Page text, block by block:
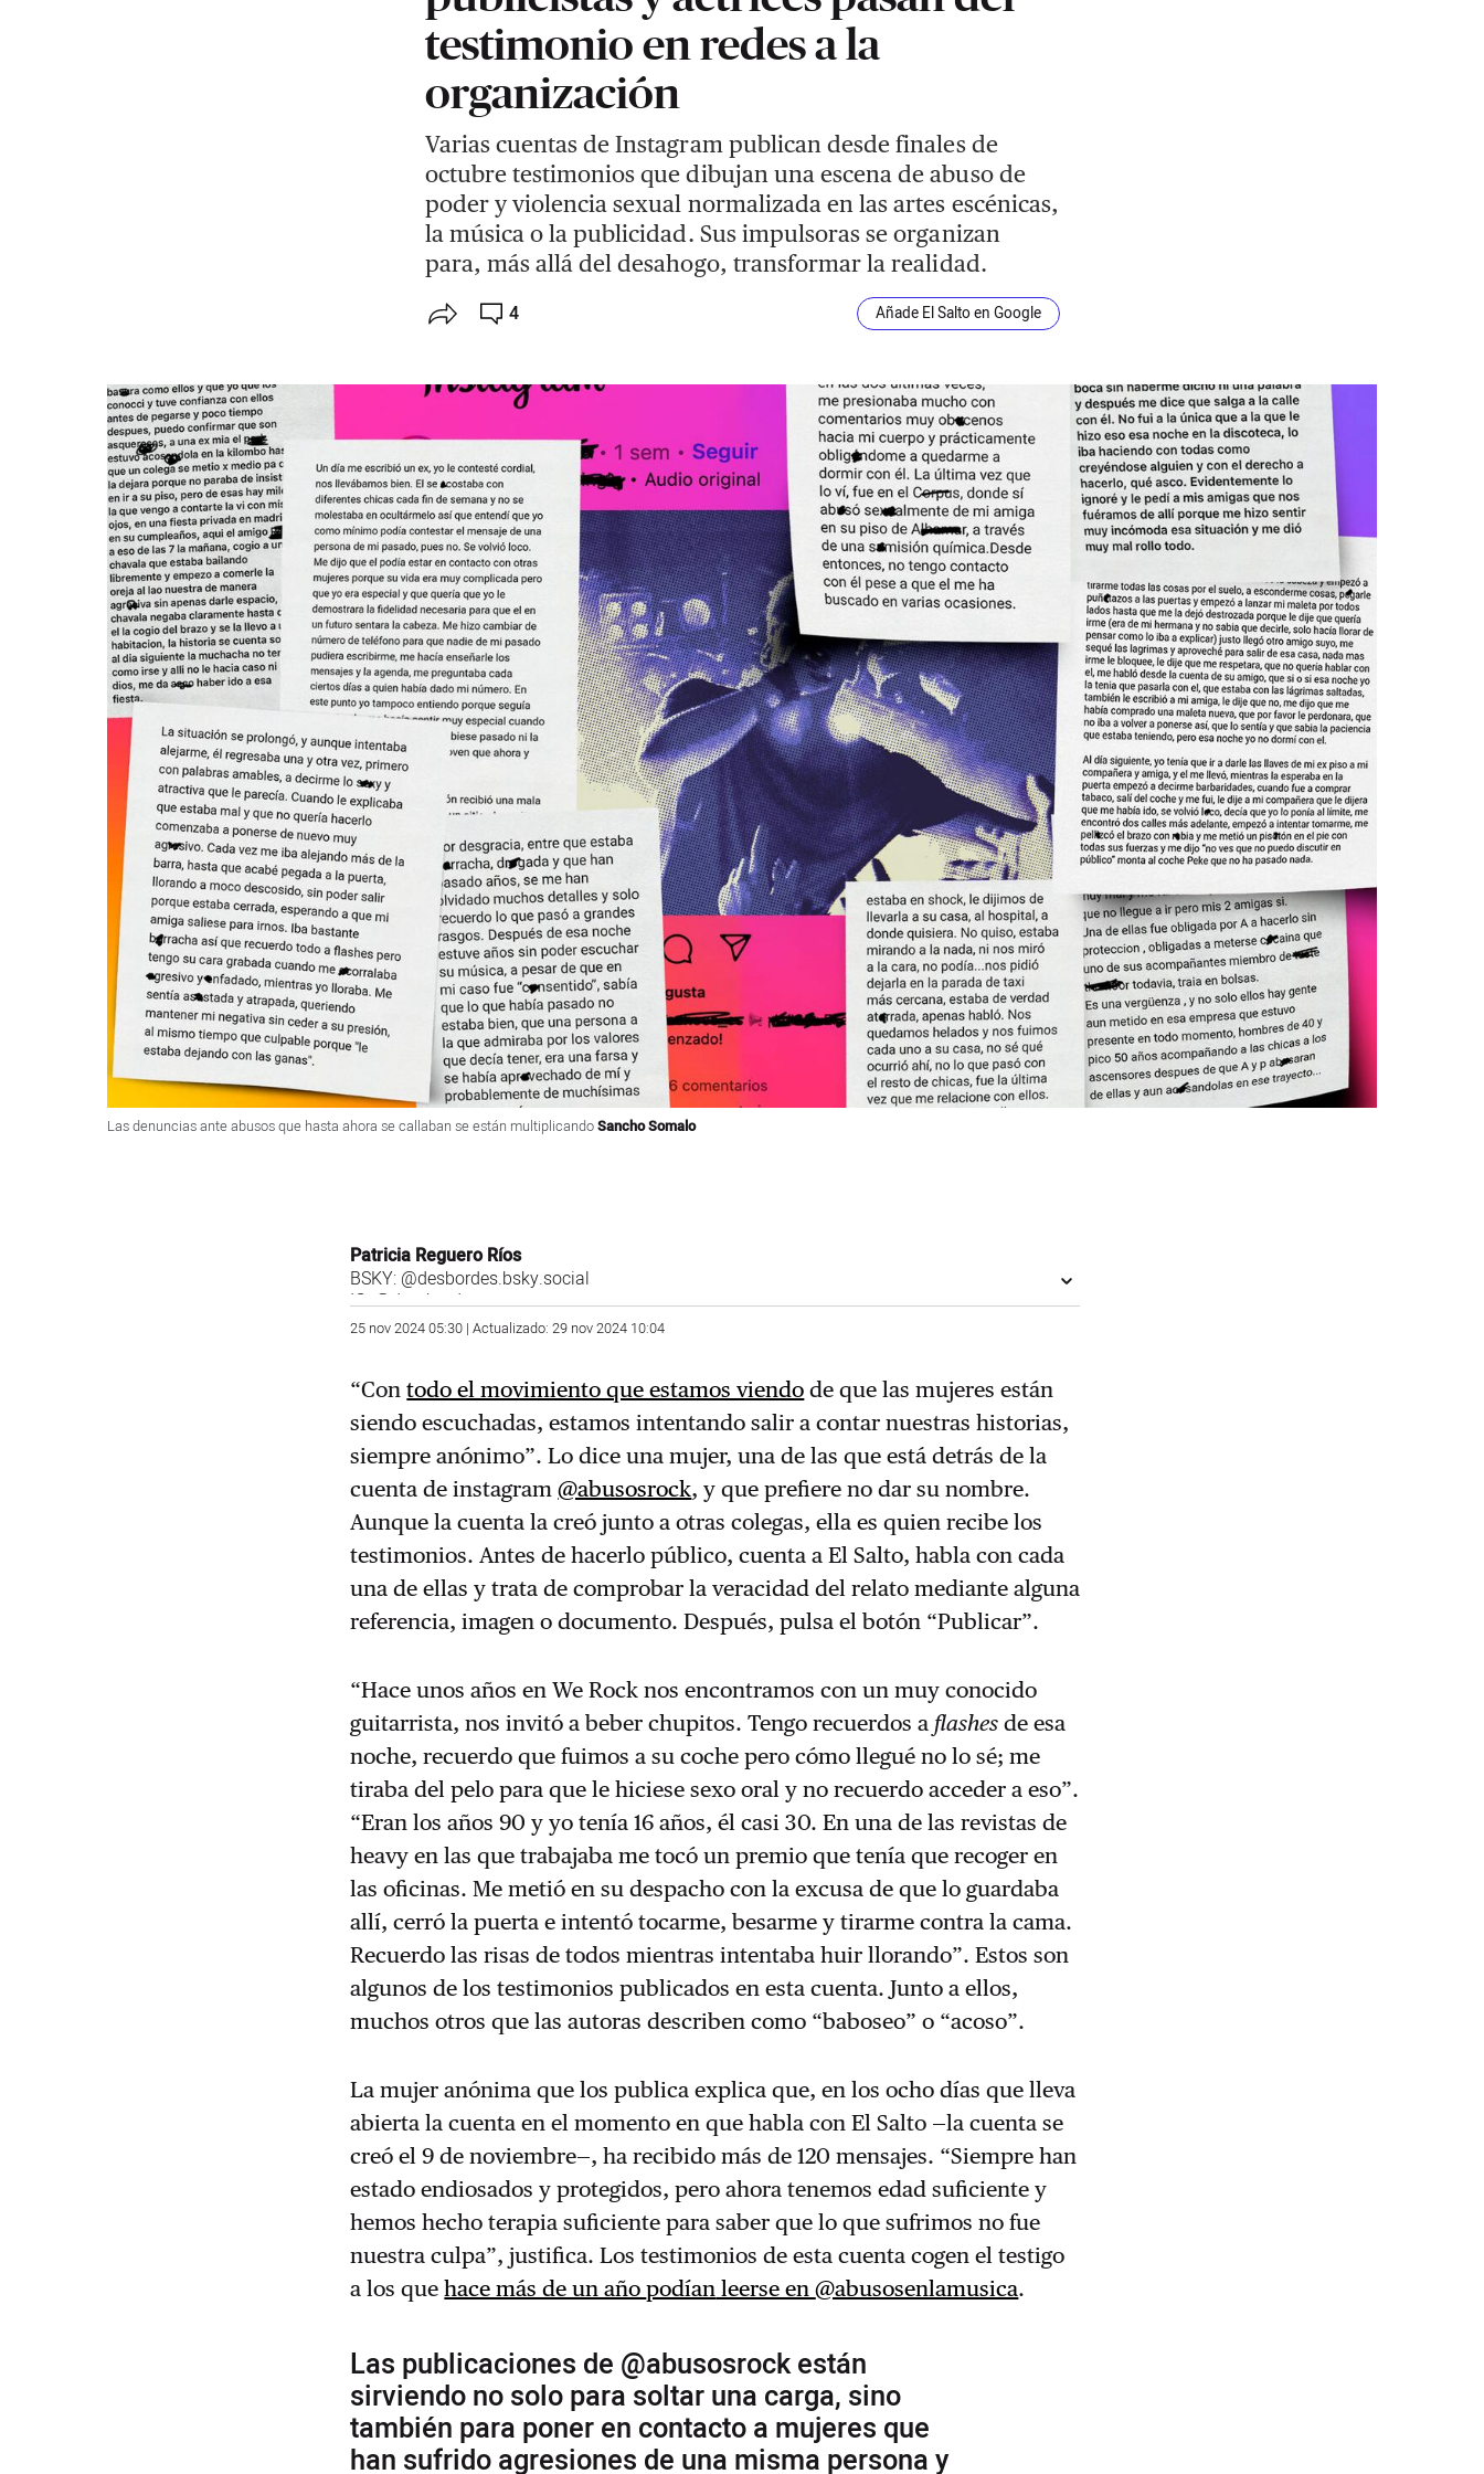
testimonio en redes a la
organización
Varias cuentas de Instagram publican desde finales de
octubre testimonios que dibujan una escena de abuso de
poder y violencia sexual normalizada en las artes escénicas,
la música o la publicidad. Sus impulsoras se organizan
para, más allá del desahogo, transformar la realidad.
4 Añade El Salto en Google
Las denuncias ante abusos que hasta ahora se callaban se están multiplicandoSancho Somalo
Patricia Reguero Ríos
BSKY: @desbordes.bsky.social
IG:@des_bordes
25 nov 2024 05:30 | Actualizado: 29 nov 2024 10:04
“Contodo el movimiento que estamos viendo de que las mujeres están
siendo escuchadas, estamos intentando salir a contar nuestras historias,
siempre anónimo”. Lo dice una mujer, una de las que está detrás de la
cuenta de instagram@abusosrock, y que prefiere no dar su nombre.
Aunque la cuenta la creó junto a otras colegas, ella es quien recibe los
testimonios. Antes de hacerlo público, cuenta a El Salto, habla con cada
una de ellas y trata de comprobar la veracidad del relato mediante alguna
referencia, imagen o documento. Después, pulsa el botón “Publicar”.
“Hace unos años en We Rock nos encontramos con un muy conocido
guitarrista, nos invitó a beber chupitos. Tengo recuerdos a flashes de esa
noche, recuerdo que fuimos a su coche pero cómo llegué no lo sé; me
tiraba del pelo para que le hiciese sexo oral y no recuerdo acceder a eso”.
“Eran los años 90 y yo tenía 16 años, él casi 30. En una de las revistas de
heavy en las que trabajaba me tocó un premio que tenía que recoger en
las oficinas. Me metió en su despacho con la excusa de que lo guardaba
allí, cerró la puerta e intentó tocarme, besarme y tirarme contra la cama.
Recuerdo las risas de todos mientras intentaba huir llorando”. Estos son
algunos de los testimonios publicados en esta cuenta. Junto a ellos,
muchos otros que las autoras describen como “baboseo” o “acoso”.
La mujer anónima que los publica explica que, en los ocho días que lleva
abierta la cuenta en el momento en que habla con El Salto —la cuenta se
creó el 9 de noviembre—, ha recibido más de 120 mensajes. “Siempre han
estado endiosados y protegidos, pero ahora tenemos edad suficiente y
hemos hecho terapia suficiente para saber que lo que sufrimos no fue
nuestra culpa”, justifica. Los testimonios de esta cuenta cogen el testigo
a los quehace más de un añopodían leerse en@abusosenlamusica.
Las publicaciones de @abusosrock están
sirviendo no solo para soltar una carga, sino
también para poner en contacto a mujeres que
han sufrido agresiones de una misma persona y